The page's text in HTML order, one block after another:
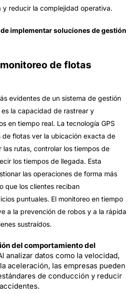
y reducir la complejidad operativa.
implementar soluciones de gestión
de flotas
evidentes de un sistema de gestión
la capacidad de rastrear y
en tiempo real. La tecnología GPS
de flotas ver la ubicación exacta de
las rutas, controlar los tiempos de
los tiempos de llegada. Esta
las operaciones de forma más
que los clientes reciban
puntuales. El monitoreo en tiempo
a la prevención de robos y a la rápida
sustraídos.
del comportamiento del
analizar datos como la velocidad,
aceleración, las empresas pueden
de conducción y reducir